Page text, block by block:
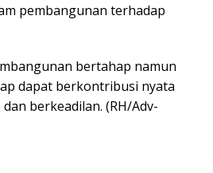
pembangunan terhadap
bertahap namun
dapat berkontribusi nyata
berkeadilan. (RH/Adv-